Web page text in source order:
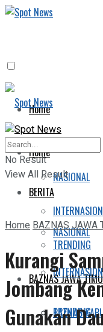
Home
BERITA
NASIONAL
TRENDING
BAZNAS JAWA
BAZNAS
Home
BERITA
NASIONAL
TRENDING
No Result
View All Result
HomeBAZNAS JAWA
Kurangi
Jombang
Gunakan